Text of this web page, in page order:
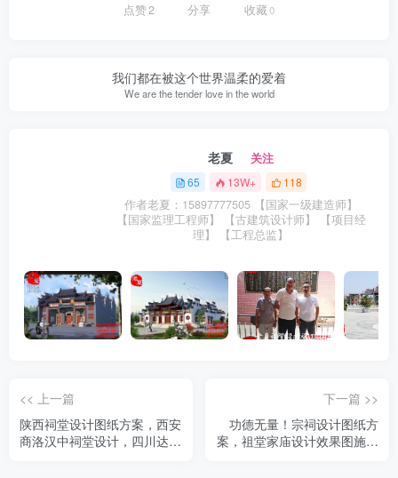
点赞2 分享 收藏0
我们都在被这个世界温柔的爱着
We are the tender love in the world
老夏 关注
65 13W+ 118
作者老夏：15897777505 【国家一级建造师】
【国家监理工程师】 【古建筑设计师】 【项目经
理】 【工程总监】
<< 上一篇
陕西祠堂设计图纸方案，西安
商洛汉中祠堂设计，四川达州
下一篇 >>
功德无量！宗祠设计图纸方
案，祖堂家庙设计效果图施工